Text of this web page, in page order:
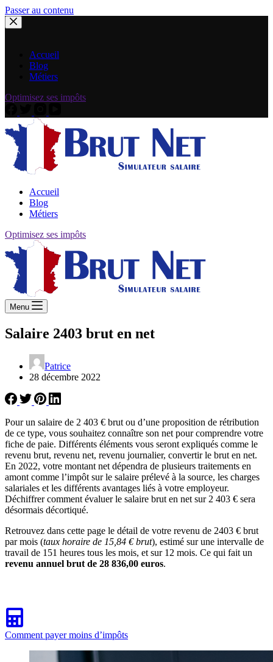
Passer au contenu
Accueil
Blog
Métiers
Optimisez ses impôts
Accueil
Blog
Métiers
Optimisez ses impôts
Menu
Salaire 2403 brut en net
Patrice
28 décembre 2022
Pour un salaire de 2 403 € brut ou d’une proposition de rétribution
de ce type, vous souhaitez connaître son net pour comprendre votre
fiche de paie. Différents éléments vous seront expliqués comme le
revenu brut, revenu net, revenu journalier, convertir le brut en net.
En 2022, votre montant net dépendra de plusieurs traitements en
amont comme l’impôt sur le salaire prélevé à la source, les charges
salariales et les différents avantages liés à votre employeur.
Déchiffrer comment évaluer le salaire brut en net sur 2 403 € sera
désormais décortiqué.
Retrouvez dans cette page le détail de votre revenu de 2403 € brut
par mois (taux horaire de 15,84 € brut), estimé sur une intervalle de
travail de 151 heures tous les mois, et sur 12 mois. Ce qui fait un
revenu annuel brut de 28 836,00 euros.
Comment payer moins d’impôts